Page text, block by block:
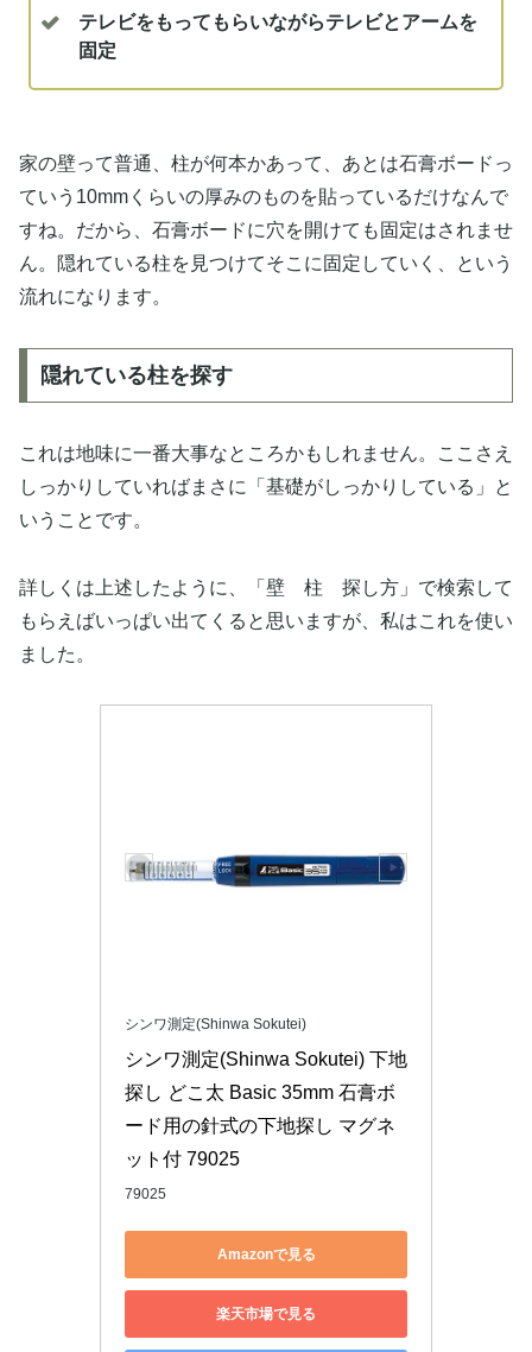
テレビをもってもらいながらテレビとアームを
固定
家の壁って普通、柱が何本かあって、あとは石膏ボードっ
ていう10mmくらいの厚みのものを貼っているだけなんで
すね。だから、石膏ボードに穴を開けても固定はされませ
ん。隠れている柱を見つけてそこに固定していく、という
流れになります。
隠れている柱を探す
これは地味に一番大事なところかもしれません。ここさえ
しっかりしていればまさに「基礎がしっかりしている」と
いうことです。
詳しくは上述したように、「壁 柱 探し方」で検索して
もらえばいっぱい出てくると思いますが、私はこれを使い
ました。
シンワ測定(Shinwa Sokutei)
シンワ測定(Shinwa Sokutei) 下地
探し どこ太 Basic 35mm 石膏ボ
ード用の針式の下地探し マグネ
ット付 79025
79025
Amazonで見る
楽天市場で見る